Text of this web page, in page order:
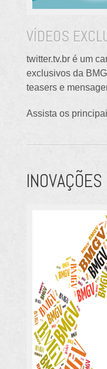
VÍDEOS
twitter.tv.br é um
exclusivos da
teasers e
Assista os
INOVAÇÕES